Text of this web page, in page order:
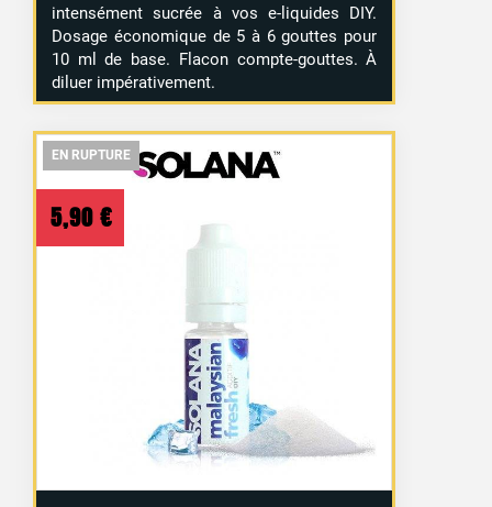
intensément sucrée à vos e-liquides DIY.
Dosage économique de 5 à 6 gouttes pour
10 ml de base. Flacon compte-gouttes. À
diluer impérativement.
EN RUPTURE
EN RUPTURE
5,90 €
EN RUPTURE